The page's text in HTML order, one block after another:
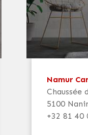
Namur
Chaussée
5100
+32 81 40